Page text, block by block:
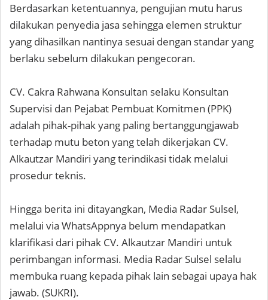
Berdasarkan ketentuannya, pengujian mutu harus
dilakukan penyedia jasa sehingga elemen struktur
yang dihasilkan nantinya sesuai dengan standar yang
berlaku sebelum dilakukan pengecoran.
CV. Cakra Rahwana Konsultan selaku Konsultan
Supervisi dan Pejabat Pembuat Komitmen (PPK)
adalah pihak-pihak yang paling bertanggungjawab
terhadap mutu beton yang telah dikerjakan CV.
Alkautzar Mandiri yang terindikasi tidak melalui
prosedur teknis.
Hingga berita ini ditayangkan, Media Radar Sulsel,
melalui via WhatsAppnya belum mendapatkan
klarifikasi dari pihak CV. Alkautzar Mandiri untuk
perimbangan informasi. Media Radar Sulsel selalu
membuka ruang kepada pihak lain sebagai upaya hak
jawab. (SUKRI).